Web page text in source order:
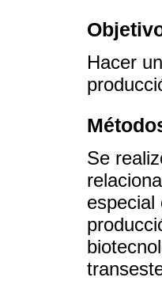
Hacer
Se
especial